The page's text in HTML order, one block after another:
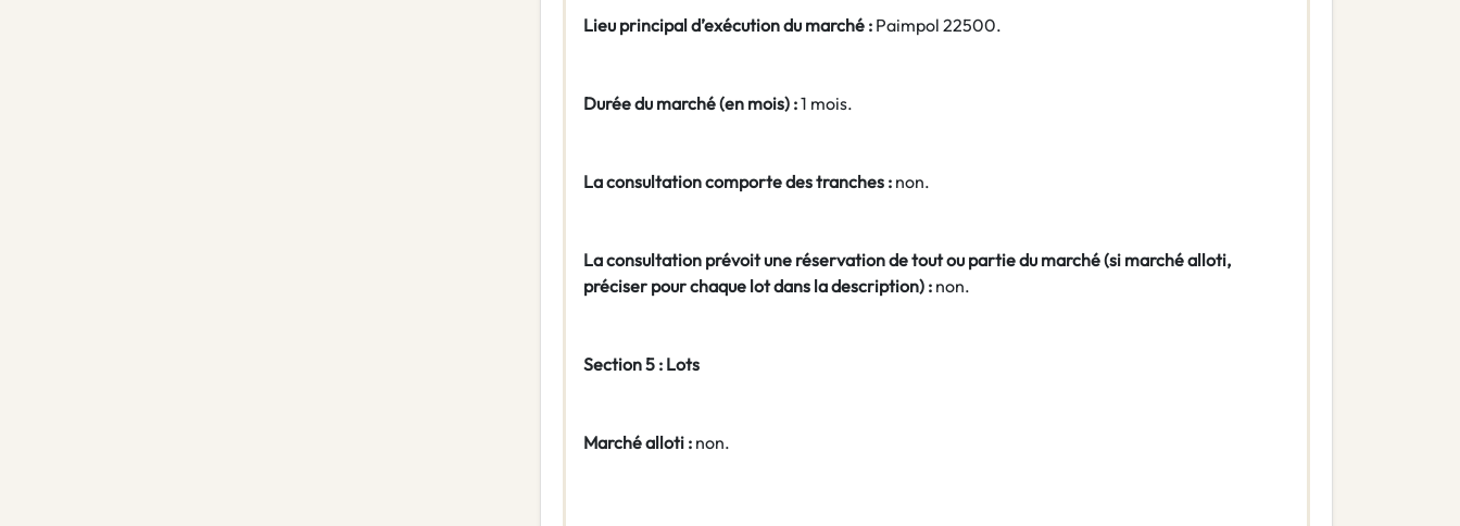
Lieu principal d’exécution du marché : Paimpol 22500.
Durée du marché (en mois) :1 mois.
La consultation comporte des tranches : non.
La consultation prévoit une réservation de tout ou partie du marché (si marché alloti,
préciser pour chaque lot dans la description) : non.
Section 5 : Lots
Marché alloti : non.